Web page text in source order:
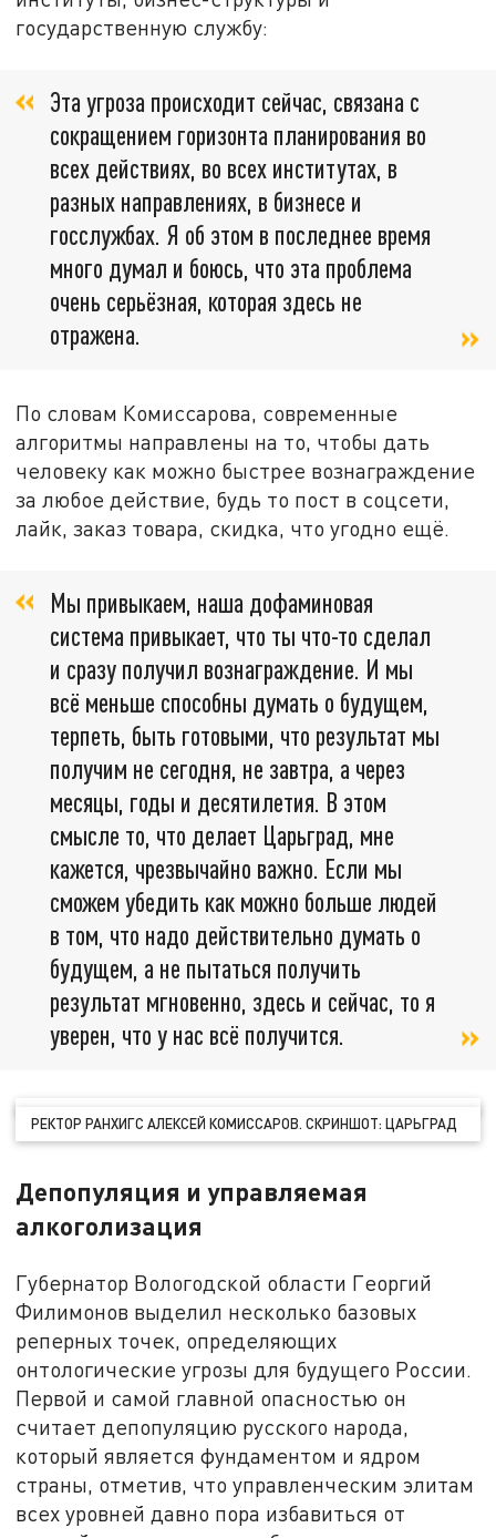
государственную службу:
Эта угроза происходит сейчас, связана с
сокращением горизонта планирования во
всех действиях, во всех институтах, в
разных направлениях, в бизнесе и
госслужбах. Я об этом в последнее время
много думал и боюсь, что эта проблема
очень серьёзная, которая здесь не
отражена.
По словам Комиссарова, современные
алгоритмы направлены на то, чтобы дать
человеку как можно быстрее вознаграждение
за любое действие, будь то пост в соцсети,
лайк, заказ товара, скидка, что угодно ещё.
Мы привыкаем, наша дофаминовая
система привыкает, что ты что-то сделал
и сразу получил вознаграждение. И мы
всё меньше способны думать о будущем,
терпеть, быть готовыми, что результат мы
получим не сегодня, не завтра, а через
месяцы, годы и десятилетия. В этом
смысле то, что делает Царьград, мне
кажется, чрезвычайно важно. Если мы
сможем убедить как можно больше людей
в том, что надо действительно думать о
будущем, а не пытаться получить
результат мгновенно, здесь и сейчас, то я
уверен, что у нас всё получится.
РЕКТОР РАНХИГС АЛЕКСЕЙ КОМИССАРОВ. СКРИНШОТ: ЦАРЬГРАД
Депопуляция и управляемая
алкоголизация
Губернатор Вологодской области Георгий
Филимонов выделил несколько базовых
реперных точек, определяющих
онтологические угрозы для будущего России.
Первой и самой главной опасностью он
считает депопуляцию русского народа,
который является фундаментом и ядром
страны, отметив, что управленческим элитам
всех уровней давно пора избавиться от